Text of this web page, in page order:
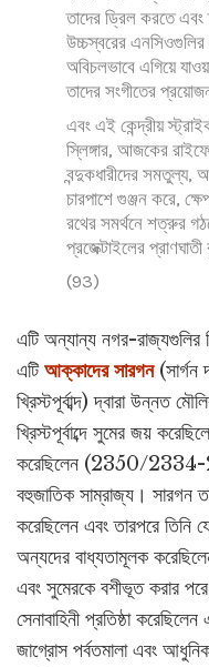
তাদের ড্রিল করতে
উচ্চস্বরের এনসিওগুলির
অবিচলভাবে এগিয়ে
তাদের সংগীতের
এবং এই কেন্দ্রীয়
স্লিঙ্গার, আজকের
বন্দুকধারীদের
চারপাশে গুঞ্জন করে,
রথের সমর্থনে শত্রুর
প্রজেক্টাইলের
(93)
এটি অন্যান্য নগর-রাজ্যগুলির
এটিআক্কাদের সারগন
খ্রিস্টপূর্বাব্দ) দ্বারা উন্নত
খ্রিস্টপূর্বাব্দে সুমের জয়
করেছিলেন (2350/2334-
বহুজাতিক সাম্রাজ্য। সারগন
করেছিলেন এবং তারপরে তিনি
অন্যদের বাধ্যতামূলক
এবং সুমেরকে বশীভূত করার পরে,
সেনাবাহিনী প্রতিষ্ঠা
জাগ্রোস পর্বতমালা এবং